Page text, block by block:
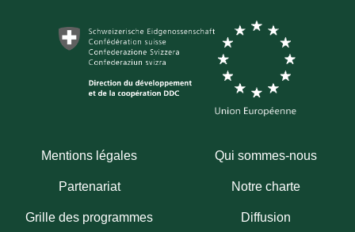
Mentions légales Qui sommes-nous
Partenariat Notre charte
Grille des programmes Diffusion